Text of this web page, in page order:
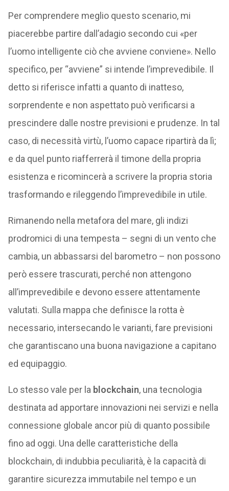
Per comprendere meglio questo scenario, mi
piacerebbe partire dall’adagio secondo cui «per
l’uomo intelligente ciò che avviene conviene». Nello
specifico, per “avviene” si intende l’imprevedibile. Il
detto si riferisce infatti a quanto di inatteso,
sorprendente e non aspettato può verificarsi a
prescindere dalle nostre previsioni e prudenze. In tal
caso, di necessità virtù, l’uomo capace ripartirà da lì;
e da quel punto riafferrerà il timone della propria
esistenza e ricomincerà a scrivere la propria storia
trasformando e rileggendo l’imprevedibile in utile.
Rimanendo nella metafora del mare, gli indizi
prodromici di una tempesta – segni di un vento che
cambia, un abbassarsi del barometro – non possono
però essere trascurati, perché non attengono
all’imprevedibile e devono essere attentamente
valutati. Sulla mappa che definisce la rotta è
necessario, intersecando le varianti, fare previsioni
che garantiscano una buona navigazione a capitano
ed equipaggio.
Lo stesso vale per la blockchain, una tecnologia
destinata ad apportare innovazioni nei servizi e nella
connessione globale ancor più di quanto possibile
fino ad oggi. Una delle caratteristiche della
blockchain, di indubbia peculiarità, è la capacità di
garantire sicurezza immutabile nel tempo e un